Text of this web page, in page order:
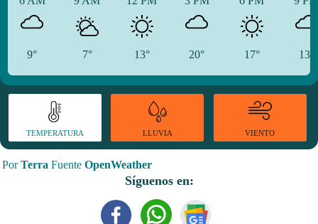
9° 7° 13° 20° 17° 13°
TEMPERATURA LLUVIA VIENTO
PorTerra Fuente OpenWeather
Síguenos en: